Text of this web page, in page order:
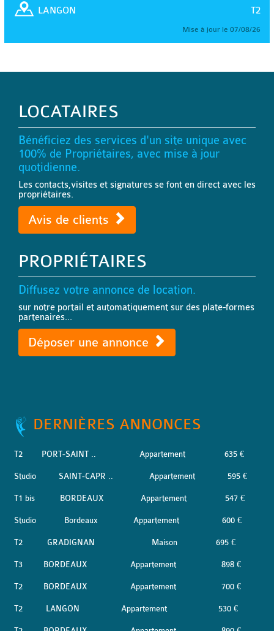
T2
LANGON
Mise à jour le 07/08/26
LOCATAIRES
Bénéficiez des services d'un site unique avec
100% de Propriétaires, avec mise à jour
quotidienne.
Les contacts,visites et signatures se font en direct avec les
propriétaires.
Avis de clients
PROPRIÉTAIRES
Diffusez votre annonce de location.
sur notre portail et automatiquement sur des plate-formes
partenaires...
Déposer une annonce
DERNIÈRES ANNONCES
T2 PORT-SAINT .. Appartement 635 €
Studio SAINT-CAPR .. Appartement 595 €
T1 bis BORDEAUX Appartement 547 €
Studio Bordeaux Appartement 600 €
T2 GRADIGNAN Maison 695 €
T3 BORDEAUX Appartement 898 €
T2 BORDEAUX Appartement 700 €
T2 LANGON Appartement 530 €